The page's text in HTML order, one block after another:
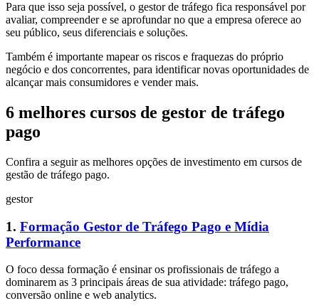
Para que isso seja possível, o gestor de tráfego fica responsável por
avaliar, compreender e se aprofundar no que a empresa oferece ao
seu público, seus diferenciais e soluções.
Também é importante mapear os riscos e fraquezas do próprio
negócio e dos concorrentes, para identificar novas oportunidades de
alcançar mais consumidores e vender mais.
6 melhores cursos de gestor de tráfego
pago
Confira a seguir as melhores opções de investimento em cursos de
gestão de tráfego pago.
gestor
1. Formação Gestor de Tráfego Pago e Mídia
Performance
O foco dessa formação é ensinar os profissionais de tráfego a
dominarem as 3 principais áreas de sua atividade: tráfego pago,
conversão online e web analytics.